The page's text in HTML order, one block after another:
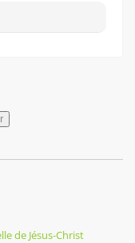
de Jésus-Christ